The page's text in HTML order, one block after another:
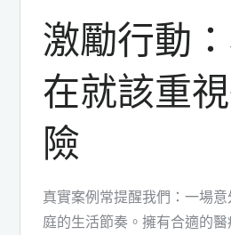
激勵行動
在就該重
險
真實案例常提醒我們：一場
庭的生活節奏。擁有合適的